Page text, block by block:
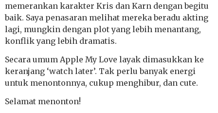
memerankan karakter Kris dan Karn dengan begitu
baik. Saya penasaran melihat mereka beradu akting
lagi, mungkin dengan plot yang lebih menantang,
konflik yang lebih dramatis.
Secara umum Apple My Love layak dimasukkan ke
keranjang ‘watch later’. Tak perlu banyak energi
untuk menontonnya, cukup menghibur, dan cute.
Selamat menonton!